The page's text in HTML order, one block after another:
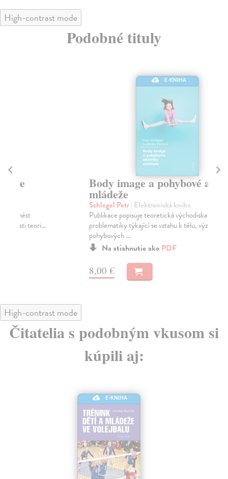
High-contrast mode
Podobné tituly
Body image a pohybové aktivity
| Elektronická kniha
Publikace popisuje teoretická východiska
problematiky týkající se vztahu k tělu, významu
Na stiahnutie akoPDF
High-contrast mode
Čitatelia s podobným vkusom si
kúpili aj:
E-KNIHA